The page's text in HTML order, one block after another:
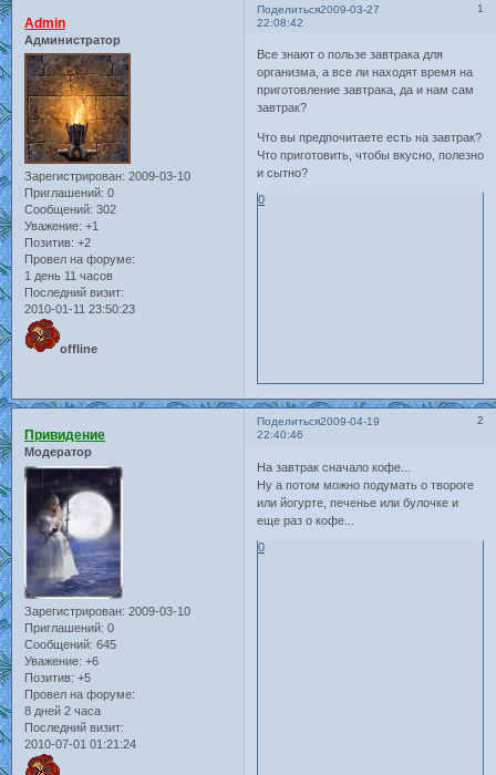
Поделиться 1
2009-03-27
22:08:42
Admin
Администратор
Зарегистрирован: 2009-03-10
Приглашений: 0
Сообщений: 302
Уважение: +1
Позитив: +2
Провел на форуме:
1 день 11 часов
Последний визит:
2010-01-11 23:50:23
offline
Все знают о пользе завтрака для
организма, а все ли находят время на
приготовление завтрака, да и нам сам
завтрак?
Что вы предпочитаете есть на завтрак?
Что приготовить, чтобы вкусно, полезно
и сытно?
0
Поделиться 2
2009-04-19
22:40:46
Привидение
Модератор
Зарегистрирован: 2009-03-10
Приглашений: 0
Сообщений: 645
Уважение: +6
Позитив: +5
Провел на форуме:
8 дней 2 часа
Последний визит:
2010-07-01 01:21:24
На завтрак сначало кофе...
Ну а потом можно подумать о твороге
или йогурте, печенье или булочке и
еще раз о кофе...
0